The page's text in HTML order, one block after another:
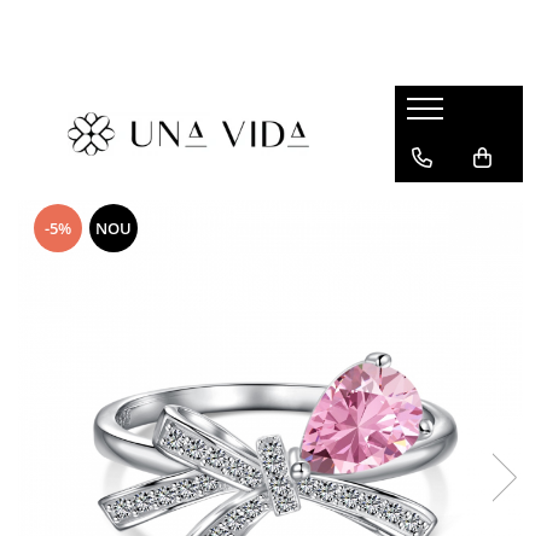
Cadouri pentru EA
CADOURI sub 150 lei - EA
CADOURI sub 150 lei - EL
-5% NOU